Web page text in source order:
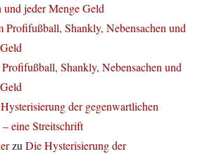
und jeder Menge Geld
Profifußball, Shankly, Nebensachen und
Shankly, Nebensachen und
der gegenwartlichen
eine Streitschrift
zuDie Hysterisierung der